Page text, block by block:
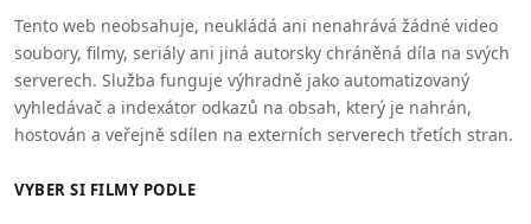
Tento web neobsahuje, neukládá ani nenahrává žádné video
soubory, filmy, seriály ani jiná autorsky chráněná díla na svých
serverech. Služba funguje výhradně jako automatizovaný
vyhledávač a indexátor odkazů na obsah, který je nahrán,
hostován a veřejně sdílen na externích serverech třetích stran.
VYBER SI FILMY PODLE